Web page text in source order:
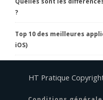
?
Top 10 des meilleures
iOS)
HT Pratique